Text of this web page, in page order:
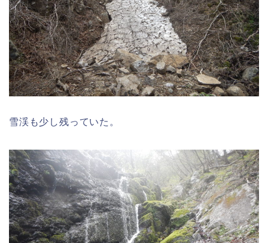
雪渓も少し残っていた。